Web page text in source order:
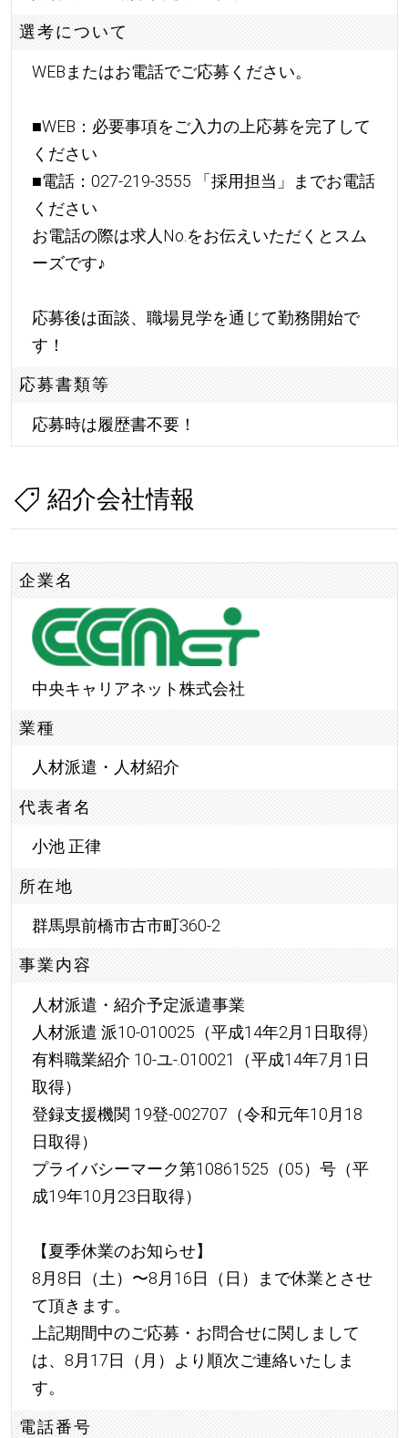
選考について
WEBまたはお電話でご応募ください。
■WEB：必要事項をご入力の上応募を完了して
ください
■電話：027-219-3555 「採用担当」までお電話
ください
お電話の際は求人No.をお伝えいただくとスム
ーズです♪
応募後は面談、職場見学を通じて勤務開始で
す！
応募書類等
応募時は履歴書不要！
紹介会社情報
企業名
中央キャリアネット株式会社
業種
人材派遣・人材紹介
代表者名
小池 正律
所在地
群馬県前橋市古市町360-2
事業内容
人材派遣・紹介予定派遣事業
人材派遣 派10-010025（平成14年2月1日取得)
有料職業紹介 10-ユ-.010021（平成14年7月1日
取得）
登録支援機関 19登-002707（令和元年10月18
日取得）
プライバシーマーク第10861525（05）号（平
成19年10月23日取得）
【夏季休業のお知らせ】
8月8日（土）〜8月16日（日）まで休業とさせ
て頂きます。
上記期間中のご応募・お問合せに関しまして
は、8月17日（月）より順次ご連絡いたしま
す。
電話番号